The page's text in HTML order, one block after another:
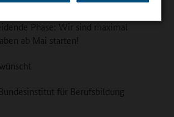
Phase: Wir sind maximal
ab Mai starten!
für Berufsbildung